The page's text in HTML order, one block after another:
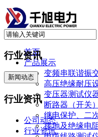
首页
产品展示
变频串联谐振
高压绝缘耐压
变压器测试仪
断路器（开关
继电保护、二
接地及绝缘电
行业资讯
新闻动态
行业资讯
公司动态
行业资讯